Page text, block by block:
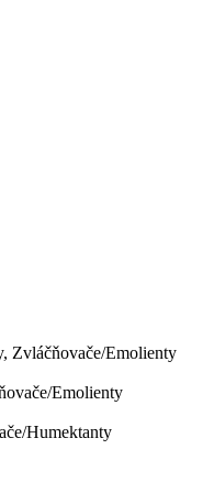
Zvláčňovače/Emolienty
Emolienty
Humektanty